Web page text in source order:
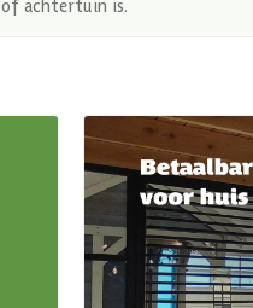
achtertuin is.